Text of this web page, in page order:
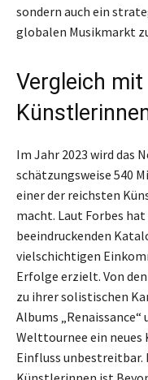
sondern auch ein
globalen Musikmarkt
Vergleich
Im Jahr 2023 wird das
schätzungsweise 540
einer der reichsten
macht. Laut Forbes
beeindruckenden
vielschichtigen
Erfolge erzielt. Von
zu ihrer solistischen
Albums
Welttournee ein
Einfluss unbestreitbar.